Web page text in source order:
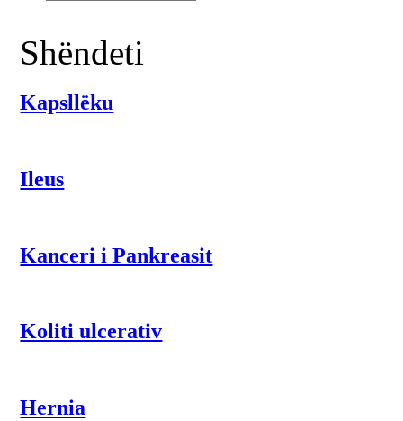
Shëndeti
Kapsllëku
Ileus
Kanceri i Pankreasit
Koliti ulcerativ
Hernia